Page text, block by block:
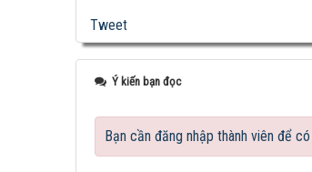
Tweet
Ý kiến bạn đọc
Bạn cần đăng nhập thành viên để